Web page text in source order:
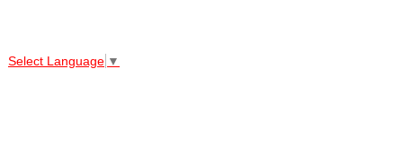
Select Language ▼